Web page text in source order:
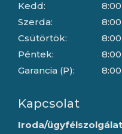
Kedd:
Szerda:
Csütörtök:
Péntek:
Garancia (P):
8:00
Kapcsolat
Iroda/